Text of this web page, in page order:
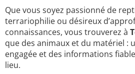
Que vous soyez passionné de
terrariophilie ou désireux
connaissances, vous trouverez à
que des animaux et du matériel :
engagée et des informations
lieu.